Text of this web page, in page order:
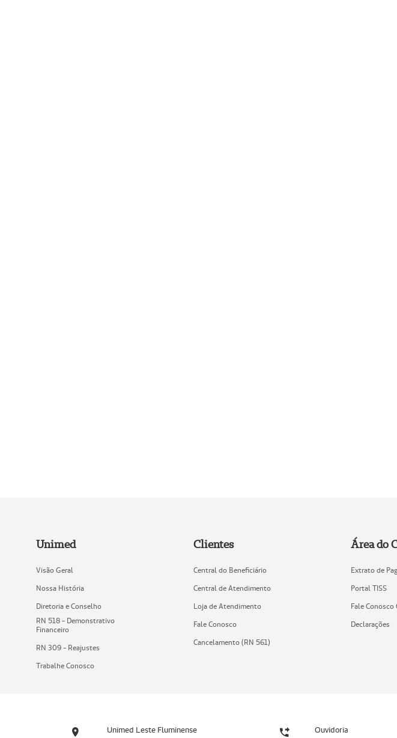
Unimed
Visão Geral
Nossa História
Diretoria e Conselho
RN 518 - Demonstrativo
Financeiro
RN 309 - Reajustes
Trabalhe Conosco
Clientes
Central do Beneficiário
Central de Atendimento
Loja de Atendimento
Fale Conosco
Cancelamento (RN 561)
Área do
Extrato de
Portal TISS
Fale Conosco
Declarações
Unimed Leste Fluminense Ouvidoria